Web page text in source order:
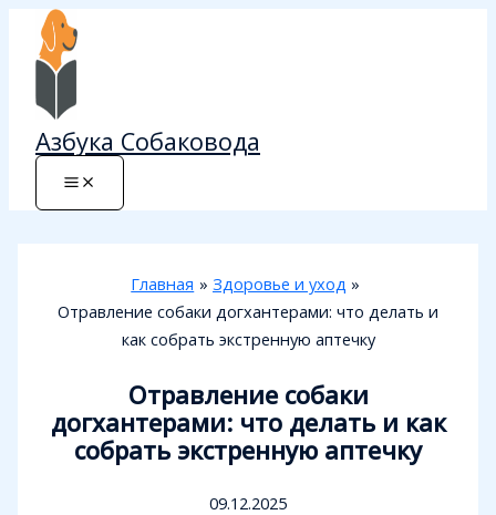
Перейти
содержимому
Азбука Собаковода
Главная
Здоровье и уход
Отравление собаки догхантерами: что делать и
как собрать экстренную аптечку
Отравление собаки
догхантерами: что делать и как
собрать экстренную аптечку
09.12.2025